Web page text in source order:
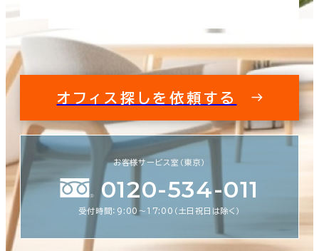
オフィス探しを依頼する
お客様サービス室（東京）
0120-534-011
受付時間：9:00〜17:00（土日祝日は除く）